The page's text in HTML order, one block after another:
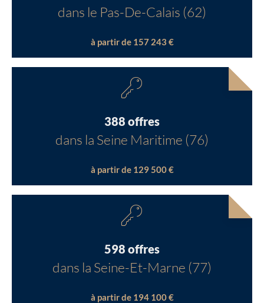
dans le Pas-De-Calais (62)
à partir de 157 243 €
388 offres
dans la Seine Maritime (76)
à partir de 129 500 €
598 offres
dans la Seine-Et-Marne (77)
à partir de 194 100 €